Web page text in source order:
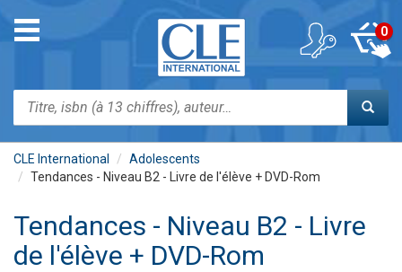
contenu
Toggle
navigation
Rechercher
0
CLE International
Adolescents
Tendances - Niveau B2 - Livre de l'élève + DVD-Rom
Tendances - Niveau B2 - Livre
de l'élève + DVD-Rom